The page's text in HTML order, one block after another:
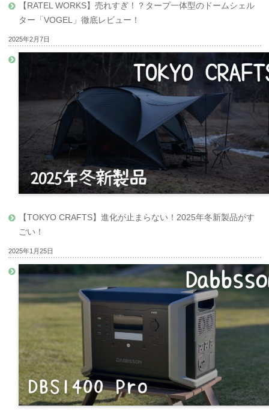
【RATEL WORKS】売れすぎ！？タープ一体型のドームシェル
ター「VOGEL」徹底レビュー！
2025年2月7日
【TOKYO CRAFTS】進化が止まらない！2025年冬新製品がす
ごい！
2025年1月25日